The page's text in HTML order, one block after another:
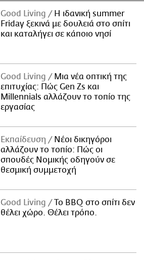
Good Living
Η ιδανική summer
Friday ξεκινά με δουλειά στο σπίτι
και καταλήγει σε κάποιο νησί
Good Living
Μια νέα οπτική της
επιτυχίας: Πώς Gen Zs και
Millennials αλλάζουν το τοπίο της
εργασίας
Εκπαίδευση
Νέοι δικηγόροι
αλλάζουν το τοπίο: Πώς οι
σπουδές Νομικής οδηγούν σε
θεσμική συμμετοχή
Good Living
Το BBQ στο σπίτι δεν
θέλει χώρο. Θέλει τρόπο.